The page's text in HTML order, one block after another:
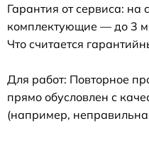
Гарантия от сервиса: на
комплектующие — до 3
Что считается
Для работ: Повторное
прямо обусловлен с
(например,